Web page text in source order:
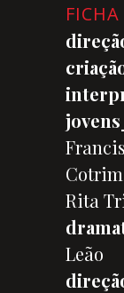
jovens_
Rita
Leão